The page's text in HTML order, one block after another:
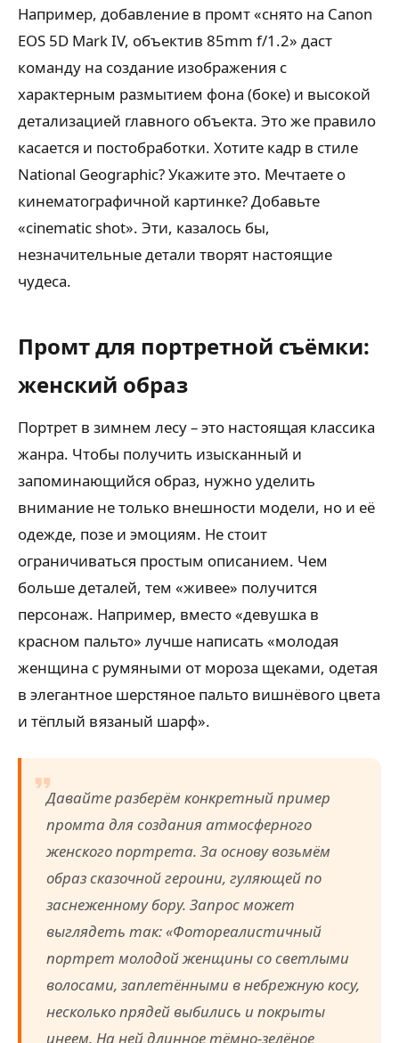
Например, добавление в промт «снято на Canon
EOS 5D Mark IV, объектив 85mm f/1.2» даст
команду на создание изображения с
характерным размытием фона (боке) и высокой
детализацией главного объекта. Это же правило
касается и постобработки. Хотите кадр в стиле
National Geographic? Укажите это. Мечтаете о
кинематографичной картинке? Добавьте
«cinematic shot». Эти, казалось бы,
незначительные детали творят настоящие
чудеса.
Промт для портретной съёмки:
женский образ
Портрет в зимнем лесу – это настоящая классика
жанра. Чтобы получить изысканный и
запоминающийся образ, нужно уделить
внимание не только внешности модели, но и её
одежде, позе и эмоциям. Не стоит
ограничиваться простым описанием. Чем
больше деталей, тем «живее» получится
персонаж. Например, вместо «девушка в
красном пальто» лучше написать «молодая
женщина с румяными от мороза щеками, одетая
в элегантное шерстяное пальто вишнёвого цвета
и тёплый вязаный шарф».
Давайте разберём конкретный пример
промта для создания атмосферного
женского портрета. За основу возьмём
образ сказочной героини, гуляющей по
заснеженному бору. Запрос может
выглядеть так:«Фотореалистичный
портрет молодой женщины со светлыми
волосами, заплетёнными в небрежную косу,
несколько прядей выбились и покрыты
инеем. На ней длинное тёмно-зелёное